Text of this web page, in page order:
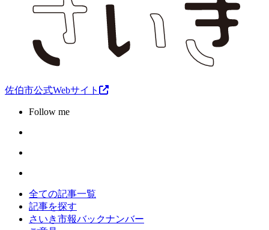
佐伯市公式Webサイト
Follow me
全ての記事一覧
記事を探す
さいき市報バックナンバー